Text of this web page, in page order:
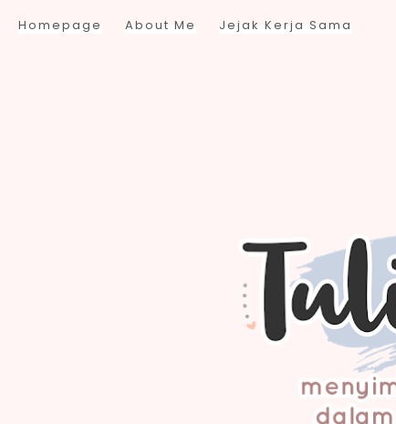
Homepage About Me Jejak Kerja Sama